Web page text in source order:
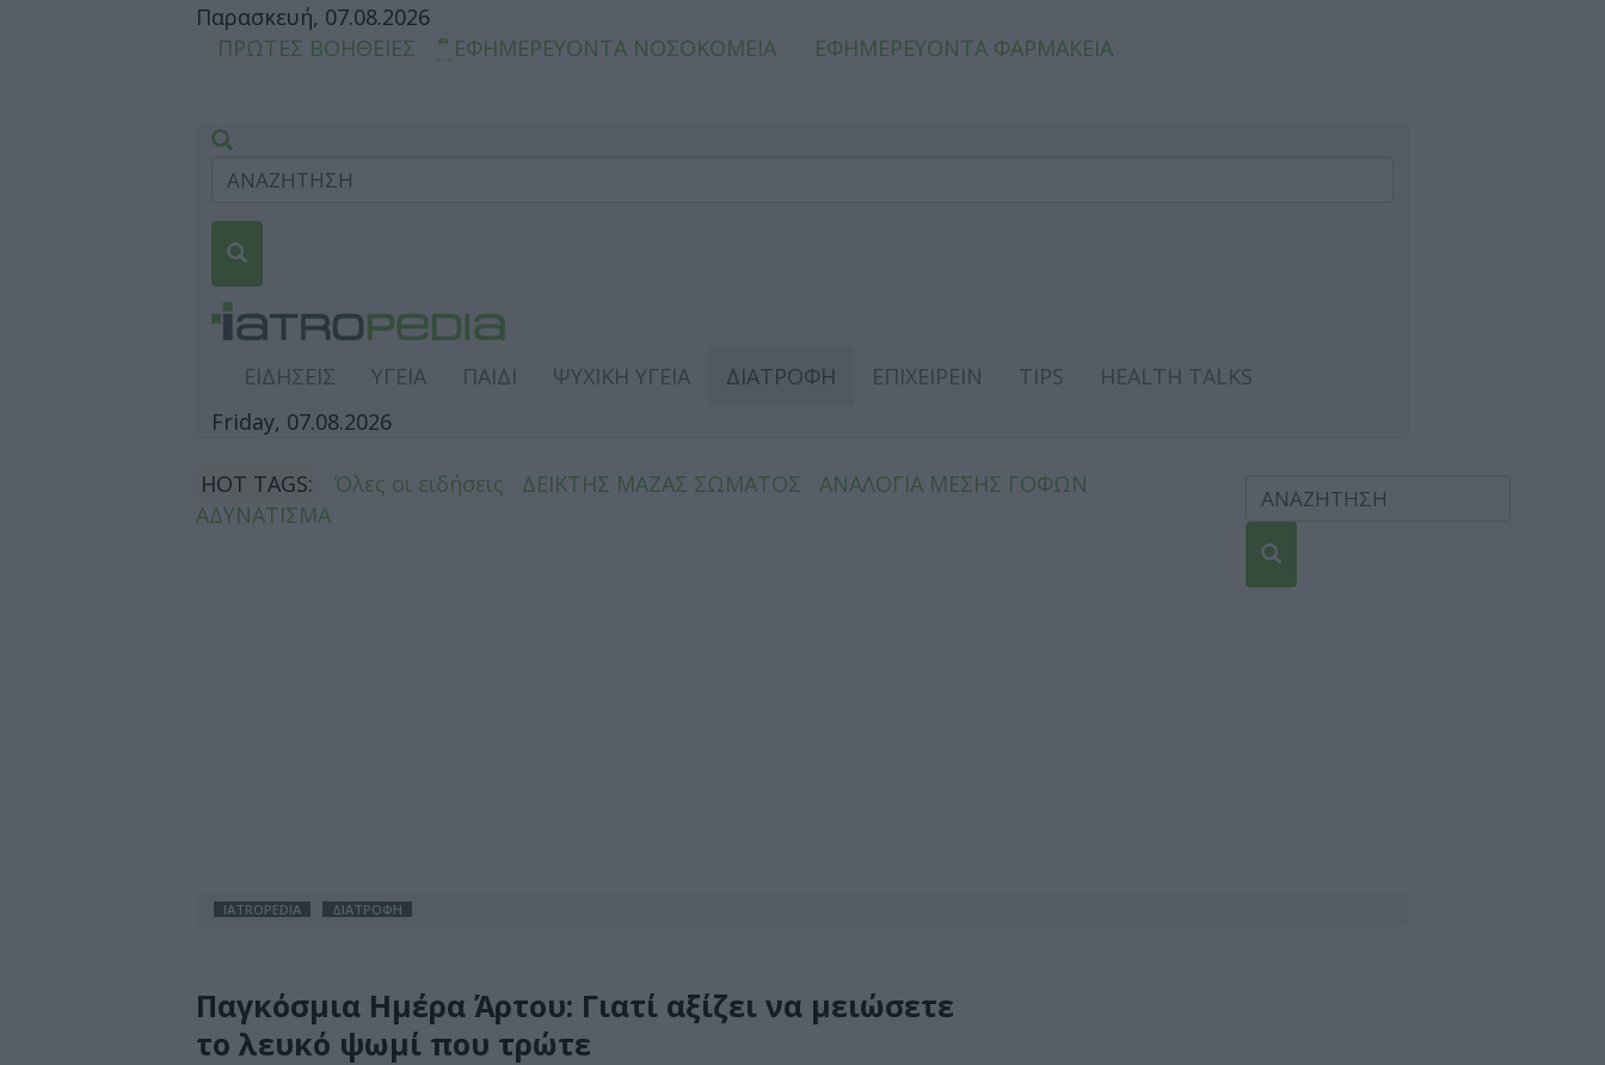
Παρασκευή, 07.08.2026
ΠΡΩΤΕΣ ΒΟΗΘΕΙΕΣ
ΕΦΗΜΕΡΕΥΟΝΤΑ ΝΟΣΟΚΟΜΕΙΑ ΕΦΗΜΕΡΕΥΟΝΤΑ ΦΑΡΜΑΚΕΙΑ
ΕΙΔΗΣΕΙΣ ΥΓΕΙΑ ΠΑΙΔΙ ΨΥΧΙΚΗ ΥΓΕΙΑ ΔΙΑΤΡΟΦΗ ΕΠΙΧΕΙΡΕΙΝ TIPS
HEALTH TALKS
Friday, 07.08.2026
HOT TAGS: Όλες οι ειδήσεις ΔΕΙΚΤΗΣ ΜΑΖΑΣ ΣΩΜΑΤΟΣ
ΑΝΑΛΟΓΙΑ ΜΕΣΗΣ ΓΟΦΩΝ
ΑΔΥΝΑΤΙΣΜΑ
IATROPEDIA ΔΙΑΤΡΟΦΗ
Παγκόσμια Ημέρα Άρτου: Γιατί αξίζει να μειώσετε
το λευκό ψωμί που τρώτε